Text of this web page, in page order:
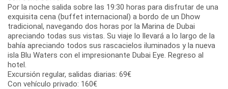
Por la noche salida sobre las 19:30 horas para disfrutar de una
exquisita cena (buffet internacional) a bordo de un Dhow
tradicional, navegando dos horas por la Marina de Dubai
apreciando todas sus vistas. Su viaje lo llevará a lo largo de la
bahía apreciando todos sus rascacielos iluminados y la nueva
isla Blu Waters con el impresionante Dubai Eye. Regreso al
hotel.
Excursión regular, salidas diarias: 69€
Con vehículo privado: 160€